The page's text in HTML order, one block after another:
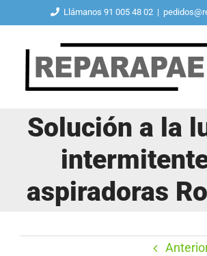
contenido
Llámanos 91 005 48 02 |
Solución a la
aspiradoras